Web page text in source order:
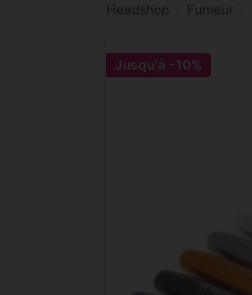
Headshop Fumeur
Jusqu'à -10%